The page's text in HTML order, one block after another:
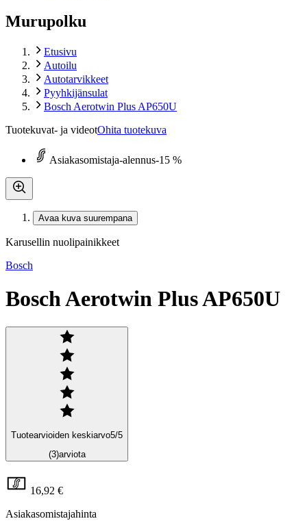
Murupolku
Etusivu
Autoilu
Autotarvikkeet
Pyyhkijänsulat
Bosch Aerotwin Plus AP650U
Tuotekuvat- ja videotOhita tuotekuva
Asiakasomistaja-alennus-15 %
Avaa kuva suurempana
Karusellin nuolipainikkeet
Bosch
Bosch Aerotwin Plus AP650U
Tuotearvioiden keskiarvo5/5
(3)arviota
16,92 €
Asiakasomistajahinta